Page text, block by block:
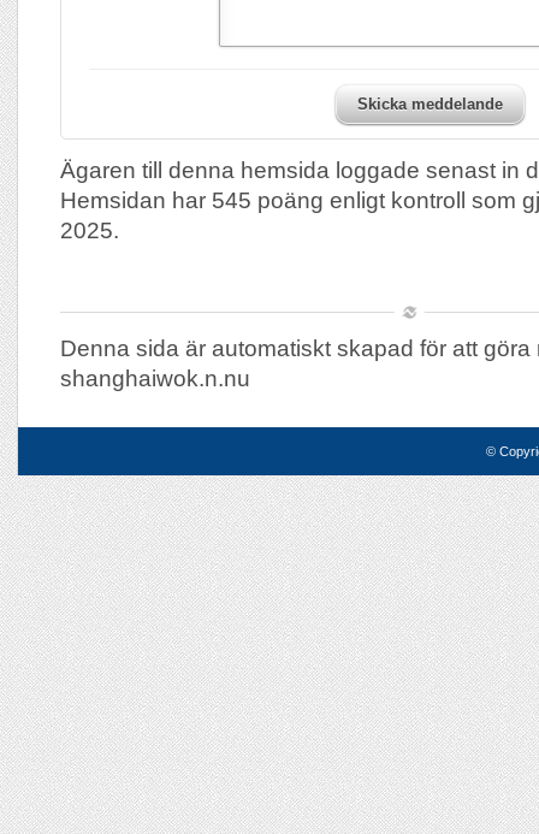
Skicka meddelande
Ägaren till denna hemsida loggade senast in
Hemsidan har 545 poäng enligt kontroll som
2025.
Denna sida är automatiskt skapad för att göra
shanghaiwok.n.nu
©